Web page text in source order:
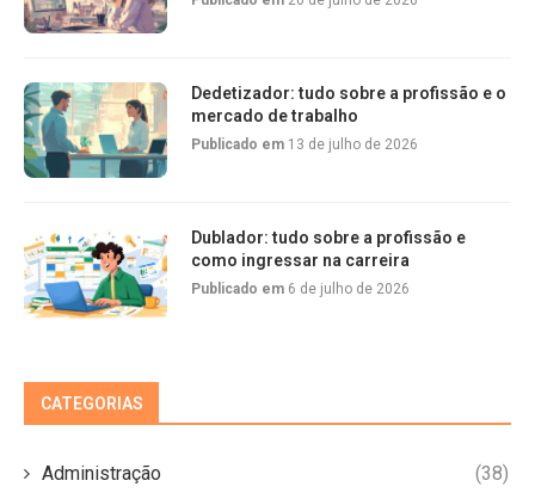
Dedetizador: tudo sobre a profissão e o
mercado de trabalho
Publicado em 13 de julho de 2026
Dublador: tudo sobre a profissão e
como ingressar na carreira
Publicado em 6 de julho de 2026
CATEGORIAS
Administração (38)